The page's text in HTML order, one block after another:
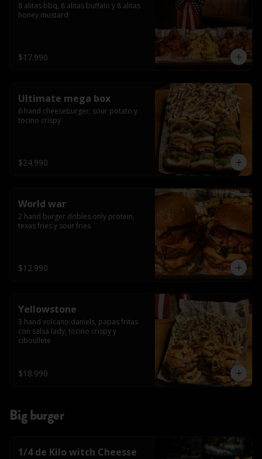
8 alitas bbq, 8 alitas buffalo y 8 alitas
honey mustard
$17.990
Ultimate mega box
6 hand cheeseburger, sour potato y
tocino crispy
$24.990
World war
2 hand burger dobles only protein,
texas fries y sour fries
$12.990
Yellowstone
3 hand volcano daniels, papas fritas
con salsa lady, tocino crispy y
ciboullete
$18.990
Big burger
1/4 de Kilo witch Cheesse